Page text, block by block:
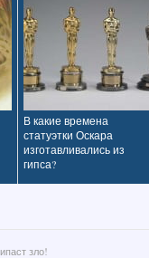
В какие времена
статуэтки Оскара
изготавливались из
гипса?
зло!